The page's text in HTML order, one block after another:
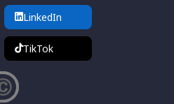
LinkedIn
TikTok